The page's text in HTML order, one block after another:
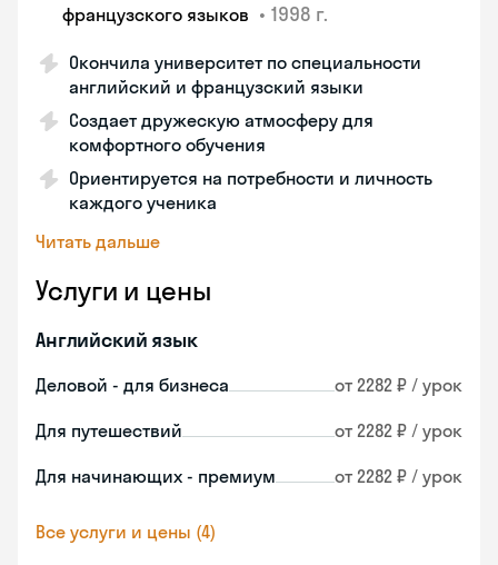
французского языков • 1998 г.
Окончила университет по специальности
английский и французский языки
Создает дружескую атмосферу для
комфортного обучения
Ориентируется на потребности и личность
каждого ученика
Читать дальше
Услуги и цены
Английский язык
Деловой - для бизнеса от 2282 ₽ / урок
Для путешествий от 2282 ₽ / урок
Для начинающих - премиум от 2282 ₽ / урок
Все услуги и цены (4)